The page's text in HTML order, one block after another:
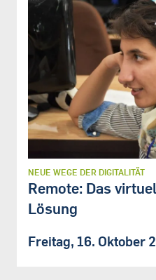
NEUE WEGE DER DIGITALITÄT
Remote: Das
Lösung
Freitag, 16. Oktober